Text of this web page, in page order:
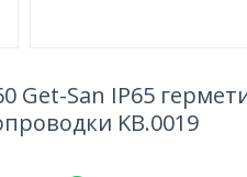
Get-San IP65
KB.0019